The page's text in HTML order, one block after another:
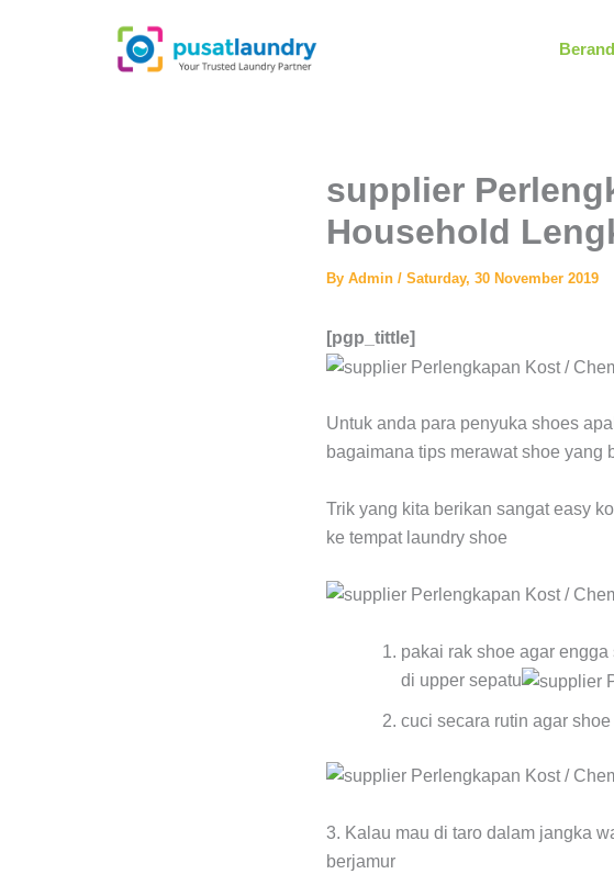
supplier
Household
By Admin / Saturday, 30 November 2019
[pgp_tittle]
Untuk anda para penyuka shoes
bagaimana tips merawat shoe yang
Trik yang kita berikan sangat easy
ke tempat laundry shoe
pakai rak shoe agar
di upper sepatu
cuci secara rutin agar
3. Kalau mau di taro dalam jangka
berjamur